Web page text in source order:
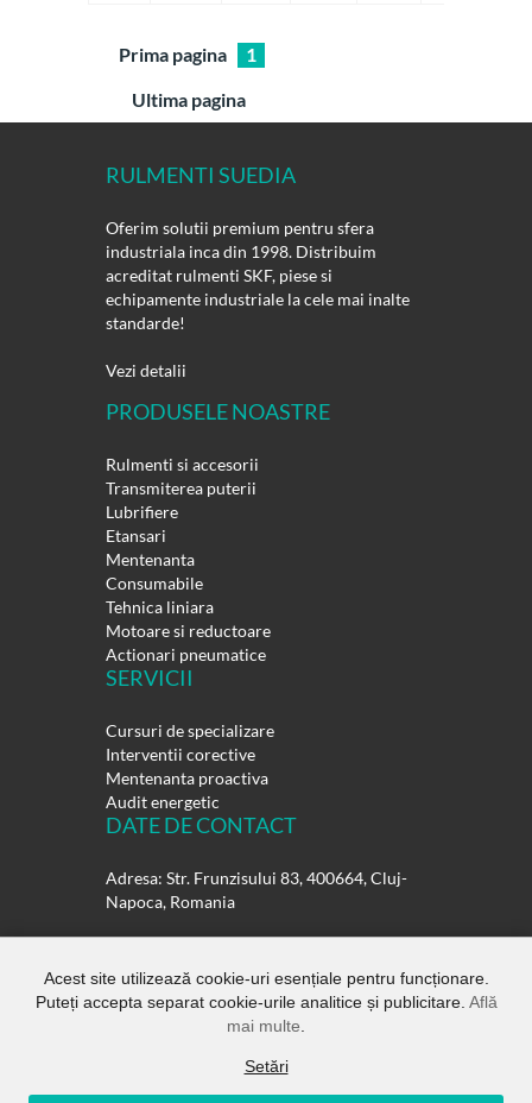
Prima pagina
1
Ultima pagina
RULMENTI SUEDIA
Oferim solutii premium pentru sfera
industriala inca din 1998. Distribuim
acreditat rulmenti SKF, piese si
echipamente industriale la cele mai inalte
standarde!
Vezi detalii
PRODUSELE NOASTRE
Rulmenti si accesorii
Transmiterea puterii
Lubrifiere
Etansari
Mentenanta
Consumabile
Tehnica liniara
Motoare si reductoare
Actionari pneumatice
SERVICII
Cursuri de specializare
Interventii corective
Mentenanta proactiva
Audit energetic
DATE DE CONTACT
Adresa: Str. Frunzisului 83, 400664, Cluj-
Napoca, Romania
Telefon:
0264-432358
0264-432359
E-mail:office@rulmentisuedia.ro
Acest site utilizează cookie-uri esențiale pentru funcționare.
Puteți accepta separat cookie-urile analitice și publicitare. Află
mai multe
Setări